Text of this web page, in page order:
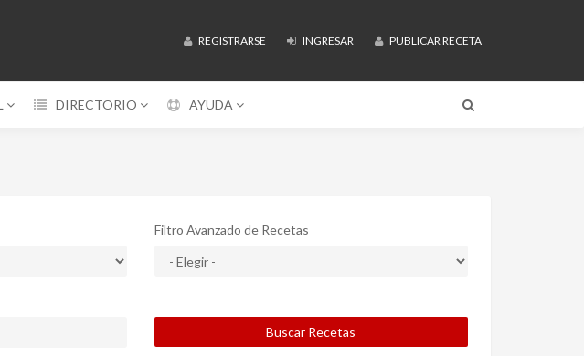
REGISTRARSE INGRESAR PUBLICAR RECETA
DIRECTORIO AYUDA
Filtro Avanzado de Recetas
Buscar Recetas